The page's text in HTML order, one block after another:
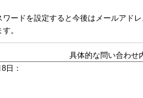
ワードを設定すると今後はメールアド
。
具体的な問い合わせ